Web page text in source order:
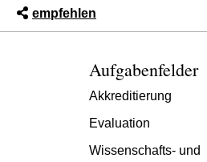
empfehlen
Aufgabenfelder
Akkreditierung
Evaluation
Wissenschafts- und